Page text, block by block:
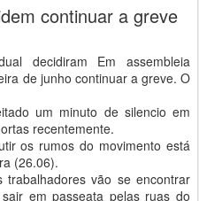
continuar a greve
decidiram Em assembleia
de junho continuar a greve. O
um minuto de silencio em
recentemente.
os rumos do movimento está
(26.06).
vão se encontrar
em passeata pelas ruas do